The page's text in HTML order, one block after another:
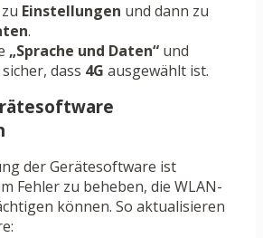
Einstellungen und dann zu
.
„Sprache und Daten“ und
dass 4G ausgewählt ist.
der Gerätesoftware ist
Fehler zu beheben, die WLAN-
können. So aktualisieren